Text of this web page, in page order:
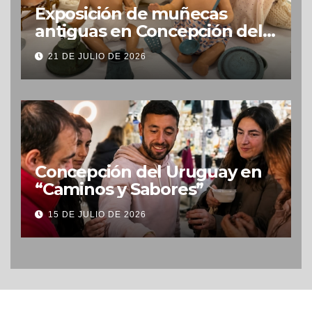
Exposición de muñecas
antiguas en Concepción del
Uruguay
21 DE JULIO DE 2026
Concepción del Uruguay en
“Caminos y Sabores”
15 DE JULIO DE 2026